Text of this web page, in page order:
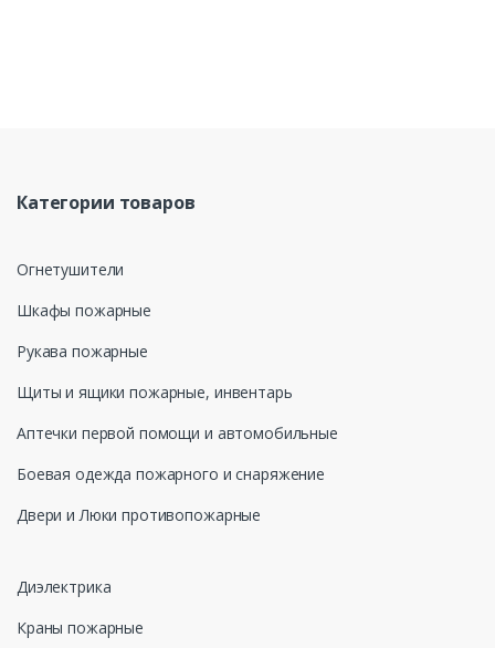
Категории товаров
Огнетушители
Шкафы пожарные
Рукава пожарные
Щиты и ящики пожарные, инвентарь
Аптечки первой помощи и автомобильные
Боевая одежда пожарного и снаряжение
Двери и Люки противопожарные
Диэлектрика
Краны пожарные